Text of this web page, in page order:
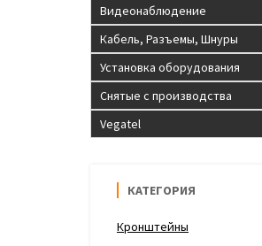
Видеонаблюдение
Кабель, Разъемы, Шнуры
Установка оборудования
Снятые с производства
Vegatel
КАТЕГОРИЯ
Кронштейны